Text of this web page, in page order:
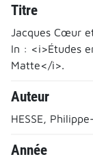
Titre
Jacques Cœur
In : <i>Études
Matte</i>.
Auteur
HESSE,
Année